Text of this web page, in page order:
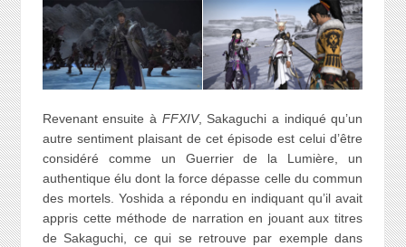
Revenant ensuite à FFXIV, Sakaguchi a indiqué qu’un
autre sentiment plaisant de cet épisode est celui d’être
considéré comme un Guerrier de la Lumière, un
authentique élu dont la force dépasse celle du commun
des mortels. Yoshida a répondu en indiquant qu’il avait
appris cette méthode de narration en jouant aux titres
de Sakaguchi, ce qui se retrouve par exemple dans